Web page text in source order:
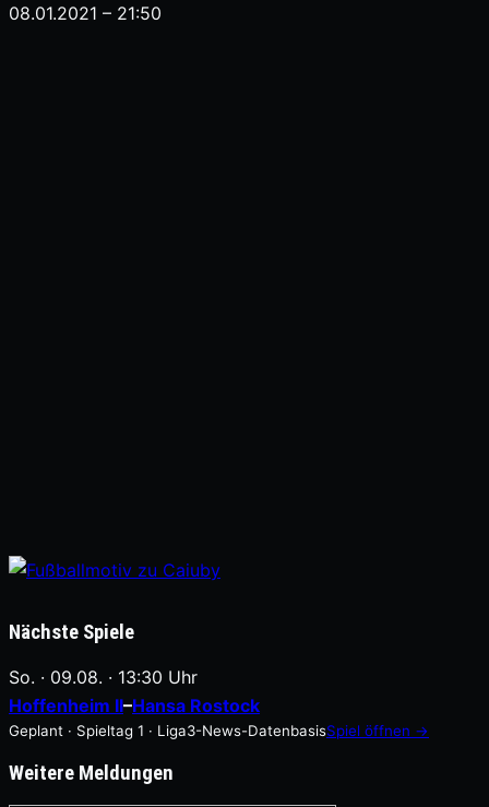
08.01.2021 – 21:50
Nächste Spiele
So. · 09.08. · 13:30 Uhr
Hoffenheim II–Hansa Rostock
Geplant · Spieltag 1 · Liga3-News-DatenbasisSpiel öffnen →
Weitere Meldungen